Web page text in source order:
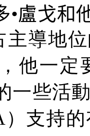
•盧戈和
主導地
他一定
一些活
）支持